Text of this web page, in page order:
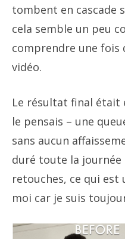
tombent en cascade
cela semble un peu
comprendre une fois
vidéo.
Le résultat final était
le pensais – une
sans aucun
duré toute la journée
retouches, ce qui
moi car je suis